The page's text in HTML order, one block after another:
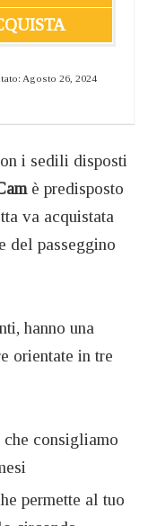
Agosto 26, 2024
i sedili disposti
è predisposto
va acquistata
del passeggino
hanno una
orientate in tre
consigliamo
permette al tuo